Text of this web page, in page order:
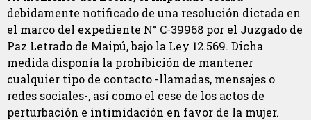
debidamente notificado de una resolución dictada en
el marco del expediente N° C-39968 por el Juzgado de
Paz Letrado de Maipú, bajo la Ley 12.569. Dicha
medida disponía la prohibición de mantener
cualquier tipo de contacto -llamadas, mensajes o
redes sociales-, así como el cese de los actos de
perturbación e intimidación en favor de la mujer.